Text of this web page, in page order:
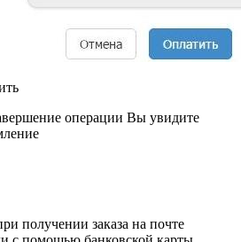
операции Вы увидите
получении заказа на почте